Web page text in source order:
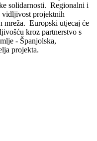
solidarnosti. Regionalni i
vidljivost projektnih
mreža. Europski utjecaj će
kroz partnerstvo s
- Španjolska,
projekta.